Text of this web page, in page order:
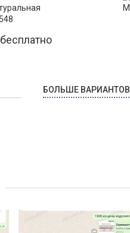
бесплатно
БОЛЬШЕ ВАРИАНТОВ